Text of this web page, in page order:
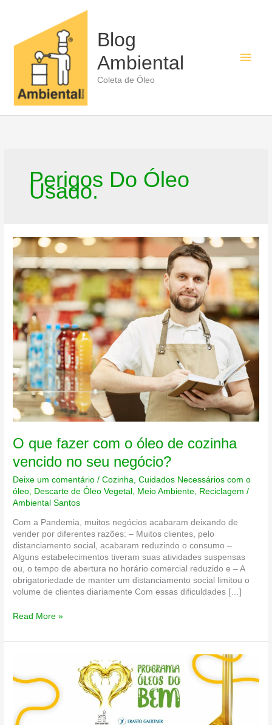
conteúdo
Blog
Ambiental
Coleta de Óleo
Perigos Do Óleo
Usado.
O que fazer com o óleo de cozinha
vencido no seu negócio?
Deixe um comentário /Cozinha ,Cuidados Necessários com o
óleo Descarte de Óleo Vegetal Meio Ambiente Reciclagem /
Ambiental Santos
Com a Pandemia, muitos negócios acabaram deixando de
vender por diferentes razões: – Muitos clientes, pelo
distanciamento social, acabaram reduzindo o consumo –
Alguns estabelecimentos tiveram suas atividades suspensas
ou, o tempo de abertura no horário comercial reduzido e – A
obrigatoriedade de manter um distanciamento social limitou o
volume de clientes diariamente Com essas dificuldades […]
O
de
vencido
no
Read More »